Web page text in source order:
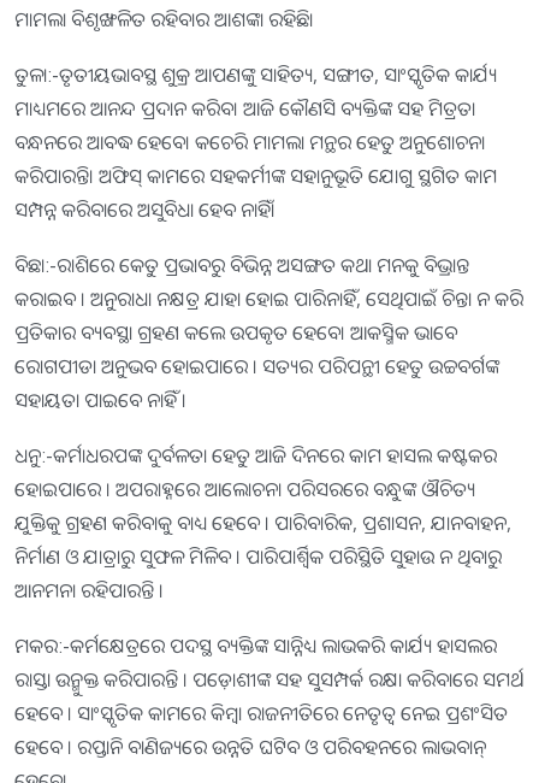
ମାମଲା ବିଶୃଙ୍ଖଳିତ ରହିବାର ଆଶଙ୍କା ରହିଛି।
ତୁଳା:-ତୃତୀୟଭାବସ୍ଥ ଶୁକ୍ର ଆପଣଙ୍କୁ ସାହିତ୍ୟ, ସଙ୍ଗୀତ, ସାଂସ୍କୃତିକ କାର୍ଯ୍ୟ
ମାଧ୍ୟମରେ ଆନନ୍ଦ ପ୍ରଦାନ କରିବ। ଆଜି କୌଣସି ବ୍ୟକ୍ତିଙ୍କ ସହ ମିତ୍ରତା
ବନ୍ଧନରେ ଆବଦ୍ଧ ହେବେ। କଚେରି ମାମଲା ମନ୍ଥର ହେତୁ ଅନୁଶୋଚନା
କରିପାରନ୍ତି। ଅଫିସ୍ କାମରେ ସହକର୍ମୀଙ୍କ ସହାନୁଭୂତି ଯୋଗୁ ସ୍ଥଗିତ କାମ
ସମ୍ପନ୍ନ କରିବାରେ ଅସୁବିଧା ହେବ ନାହିଁ।
ବିଛା:-ରାଶିରେ କେତୁ ପ୍ରଭାବରୁ ବିଭିନ୍ନ ଅସଙ୍ଗତ କଥା ମନକୁ ବିଭ୍ରାନ୍ତ
କରାଇବ । ଅନୁରାଧା ନକ୍ଷତ୍ର ଯାହା ହୋଇ ପାରିନାହିଁ, ସେଥିପାଇଁ ଚିନ୍ତା ନ କରି
ପ୍ରତିକାର ବ୍ୟବସ୍ଥା ଗ୍ରହଣ କଲେ ଉପକୃତ ହେବେ। ଆକସ୍ମିକ ଭାବେ
ରୋଗପୀଡା ଅନୁଭବ ହୋଇପାରେ । ସତ୍ୟର ପରିପନ୍ଥୀ ହେତୁ ଉଚ୍ଚବର୍ଗଙ୍କ
ସହାୟତା ପାଇବେ ନାହିଁ ।
ଧନୁ:-କର୍ମାଧରପଙ୍କ ଦୁର୍ବଳତା ହେତୁ ଆଜି ଦିନରେ କାମ ହାସଲ କଷ୍ଟକର
ହୋଇପାରେ । ଅପରାହ୍ନରେ ଆଲୋଚନା ପରିସରରେ ବନ୍ଧୁଙ୍କ ଔଚିତ୍ୟ
ଯୁକ୍ତିକୁ ଗ୍ରହଣ କରିବାକୁ ବାଧ୍ୟ ହେବେ । ପାରିବାରିକ, ପ୍ରଶାସନ, ଯାନବାହନ,
ନିର୍ମାଣ ଓ ଯାତ୍ରାରୁ ସୁଫଳ ମିଳିବ । ପାରିପାର୍ଶ୍ୱିକ ପରିସ୍ଥିତି ସୁହାଉ ନ ଥିବାରୁ
ଆନମନା ରହିପାରନ୍ତି ।
ମକର:-କର୍ମକ୍ଷେତ୍ରରେ ପଦସ୍ଥ ବ୍ୟକ୍ତିଙ୍କ ସାନ୍ନିଧ୍ୟ ଲାଭକରି କାର୍ଯ୍ୟ ହାସଲର
ରାସ୍ତା ଉନ୍ମୁକ୍ତ କରିପାରନ୍ତି । ପଡ଼ୋଶୀଙ୍କ ସହ ସୁସମ୍ପର୍କ ରକ୍ଷା କରିବାରେ ସମର୍ଥ
ହେବେ । ସାଂସ୍କୃତିକ କାମରେ କିମ୍ବା ରାଜନୀତିରେ ନେତୃତ୍ୱ ନେଇ ପ୍ରଶଂସିତ
ହେବେ । ରପ୍ତାନି ବାଣିଜ୍ୟରେ ଉନ୍ନତି ଘଟିବ ଓ ପରିବହନରେ ଲାଭବାନ୍